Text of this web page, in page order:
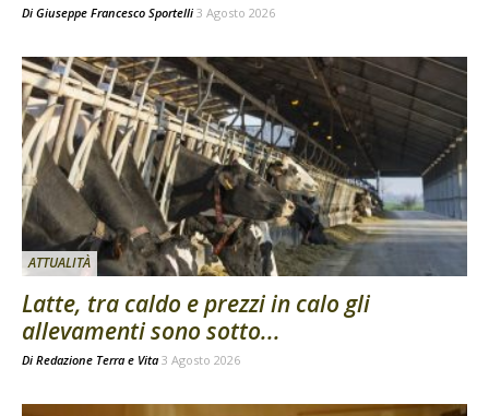
Di Giuseppe Francesco Sportelli 3 Agosto 2026
ATTUALITÀ
Latte, tra caldo e prezzi in calo gli
allevamenti sono sotto...
Di Redazione Terra e Vita 3 Agosto 2026